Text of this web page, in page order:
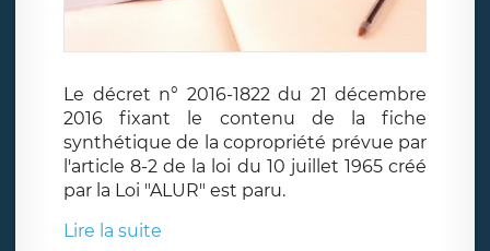
Le décret n° 2016-1822 du 21 décembre
2016 fixant le contenu de la fiche
synthétique de la copropriété prévue par
l'article 8-2 de la loi du 10 juillet 1965 créé
par la Loi "ALUR" est paru.
Lire la suite